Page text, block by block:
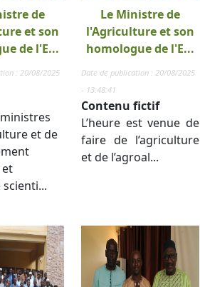
de
et son
de l'E...
: 20/08/2025
et de
Le Ministre de
l'Agriculture et son
homologue de l'E...
Date de publication : 20/08/2025
- 13:48:41
Contenu fictif
L’heure est venue de
faire de l’agriculture
et de l’agroal...